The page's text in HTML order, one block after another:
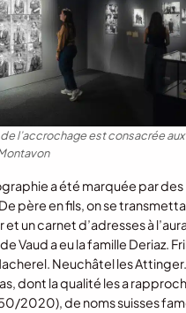
l’accrochage est consacrée aux
a été marquée par des
père en fils, on se
un carnet d’adresses à
Vaud a eu la famille Deriaz.
Neuchâtel les
dont la qualité les a
2020), de noms suisses